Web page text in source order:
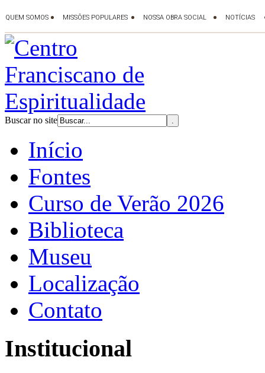
Buscar no site
Início
Fontes
Curso de Verão 2026
Biblioteca
Museu
Localização
Contato
Institucional